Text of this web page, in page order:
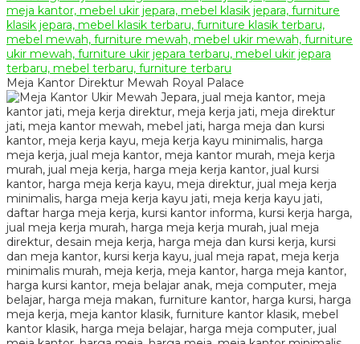
Meja Kantor Direktur Mewah Royal Palace